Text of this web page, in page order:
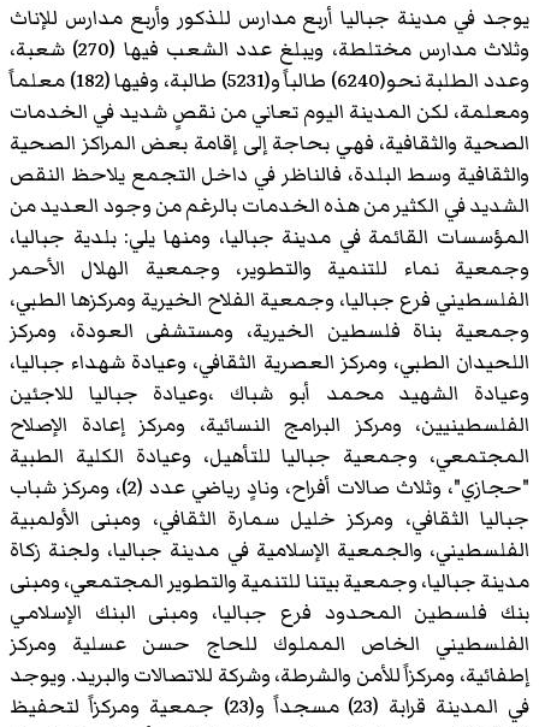
يوجد في مدينة جباليا أربع مدارس للذكور وأربع مدارس للإناث
وثلاث مدارس مختلطة، ويبلغ عدد الشعب فيها (270) شعبة،
وعدد الطلبة نحو(6240) طالباً و(5231) طالبة، وفيها (182) معلماً
ومعلمة، لكن المدينة اليوم تعاني من نقصٍ شديد في الخدمات
الصحية والثقافية، فهي بحاجة إلى إقامة بعض المراكز الصحية
والثقافية وسط البلدة، فالناظر في داخل التجمع يلاحظ النقص
الشديد في الكثير من هذه الخدمات بالرغم من وجود العديد من
المؤسسات القائمة في مدينة جباليا، ومنها يلي: بلدية جباليا،
وجمعية نماء للتنمية والتطوير، وجمعية الهلال الأحمر
الفلسطيني فرع جباليا، وجمعية الفلاح الخيرية ومركزها الطبي،
وجمعية بناة فلسطين الخيرية، ومستشفى العودة، ومركز
اللحيدان الطبي، ومركز العصرية الثقافي، وعيادة شهداء جباليا،
وعيادة الشهيد محمد أبو شباك ،وعيادة جباليا للاجئين
الفلسطينيين، ومركز البرامج النسائية، ومركز إعادة الإصلاح
المجتمعي، وجمعية جباليا للتأهيل، وعيادة الكلية الطبية
"حجازي"، وثلاث صالات أفراح، ونادٍ رياضي عدد (2)، ومركز شباب
جباليا الثقافي، ومركز خليل سمارة الثقافي، ومبنى الأولمبية
الفلسطيني، والجمعية الإسلامية في مدينة جباليا، ولجنة زكاة
مدينة جباليا، وجمعية بيتنا للتنمية والتطوير المجتمعي، ومبنى
بنك فلسطين المحدود فرع جباليا، ومبنى البنك الإسلامي
الفلسطيني الخاص المملوك للحاج حسن عسلية ومركز
إطفائية، ومركزاً للأمن والشرطة، وشركة للاتصالات والبريد. ويوجد
في المدينة قرابة (23) مسجداً و(23) جمعية ومركزاً لتحفيظ